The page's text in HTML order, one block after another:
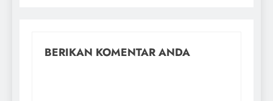
BERIKAN KOMENTAR ANDA